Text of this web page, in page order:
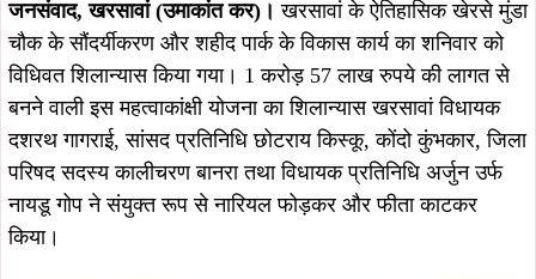
जनसंवाद, खरसावां (उमाकांत कर)। खरसावां के ऐतिहासिक खेरसे मुंडा
चौक के सौंदर्यीकरण और शहीद पार्क के विकास कार्य का शनिवार को
विधिवत शिलान्यास किया गया। 1 करोड़ 57 लाख रुपये की लागत से
बनने वाली इस महत्वाकांक्षी योजना का शिलान्यास खरसावां विधायक
दशरथ गागराई, सांसद प्रतिनिधि छोटराय किस्कू, कोंदो कुंभकार, जिला
परिषद सदस्य कालीचरण बानरा तथा विधायक प्रतिनिधि अर्जुन उर्फ
नायडू गोप ने संयुक्त रूप से नारियल फोड़कर और फीता काटकर
किया।